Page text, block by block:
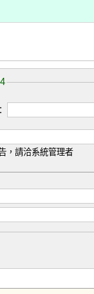
，請洽系統管理者